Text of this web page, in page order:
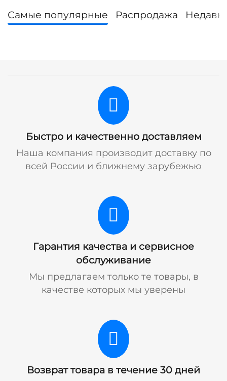
Самые популярные Распродажа
Быстро и качественно доставляем
Наша компания производит доставку по
всей России и ближнему зарубежью
Гарантия качества и сервисное
обслуживание
Мы предлагаем только те товары, в
качестве которых мы уверены
Возврат товара в течение 30 дней